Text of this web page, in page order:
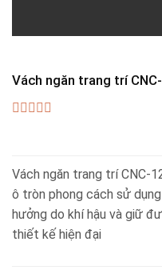
Vách ngăn trang trí
Vách ngăn trang trí CNC-
ô tròn phong cách sử
hưởng do khí hậu và giữ
thiết kế hiện đại